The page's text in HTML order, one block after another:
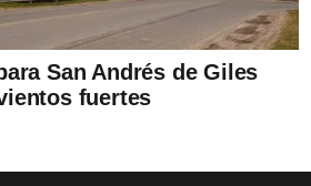
San Andrés de Giles
fuertes